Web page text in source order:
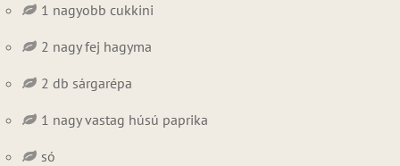
1 nagyobb cukkini
2 nagy fej hagyma
2 db sárgarépa
1 nagy vastag húsú paprika
só